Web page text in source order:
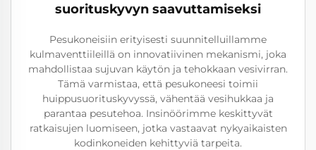
suorituskyvyn saavuttamiseksi
Pesukoneisiin erityisesti suunnitelluillamme
kulmaventtiileillä on innovatiivinen mekanismi, joka
mahdollistaa sujuvan käytön ja tehokkaan vesivirran.
Tämä varmistaa, että pesukoneesi toimii
huippusuorituskyvyssä, vähentää vesihukkaa ja
parantaa pesutehoa. Insinöörimme keskittyvät
ratkaisujen luomiseen, jotka vastaavat nykyaikaisten
kodinkoneiden kehittyviä tarpeita.